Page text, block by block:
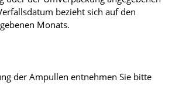
bezieht sich auf den
Monats.
der Ampullen entnehmen Sie bitte